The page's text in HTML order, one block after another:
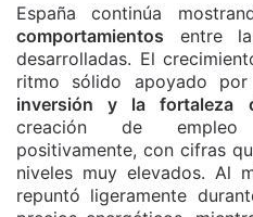
España continúa
comportamientos entre
desarrolladas. El
ritmo sólido apoyado
inversión y la fortaleza
creación de empleo
positivamente, con cifras
niveles muy elevados. Al
repuntó ligeramente